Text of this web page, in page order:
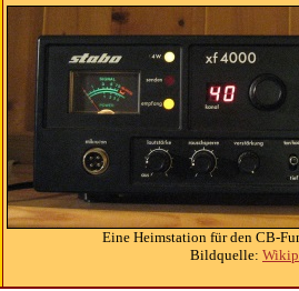
Eine Heimstation für den CB-
Bildquelle: